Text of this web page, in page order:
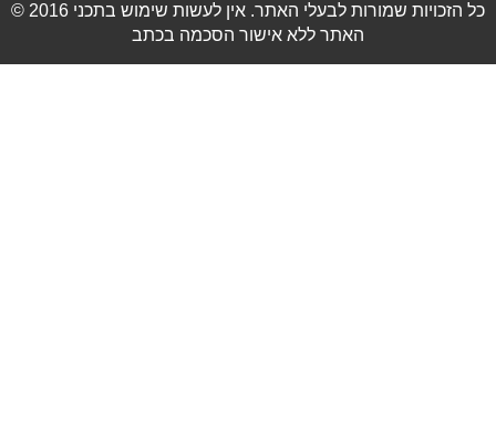
© 2016 כל הזכויות שמורות לבעלי האתר. אין לעשות שימוש בתכני
האתר ללא אישור הסכמה בכתב